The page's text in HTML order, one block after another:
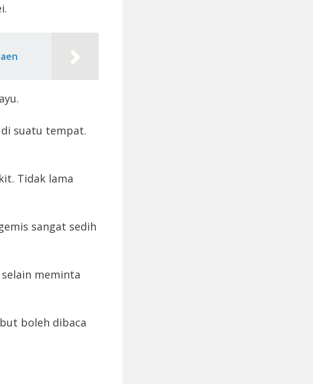
suatu tempat.
Tidak lama
sangat sedih
meminta
boleh dibaca